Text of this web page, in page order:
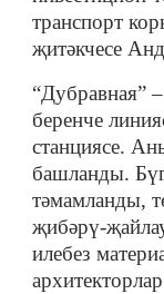
транспорт
җитәкчесе
“Дубравная”
беренче
станциясе.
башланды.
тәмамланды,
җибәрү-
илебез